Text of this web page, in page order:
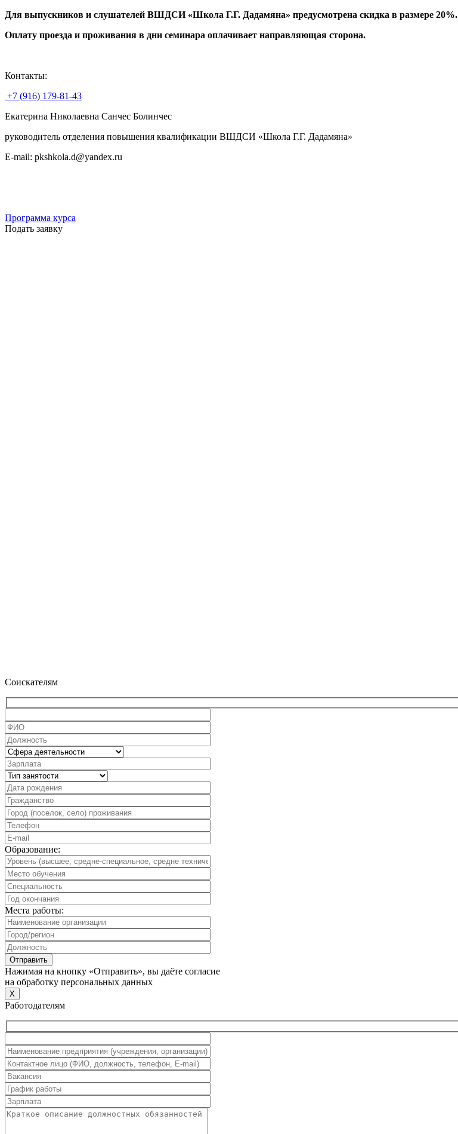
Для выпускников и слушателей ВШДСИ «Школа Г.Г. Дадамяна» предусмотрена скидка в размере 20%.
Оплату проезда и проживания в дни семинара оплачивает направляющая сторона.
Контакты:
+7 (916) 179-81-43
Екатерина Николаевна Санчес Болинчес
руководитель отделения повышения квалификации ВШДСИ «Школа Г.Г. Дадамяна»
E-mail: pkshkola.d@yandex.ru
Программа курса
Подать заявку
Соискателям
Образование:
Места работы:
Нажимая на кнопку «Отправить», вы даёте согласие
на обработку персональных данных
X
Работодателям